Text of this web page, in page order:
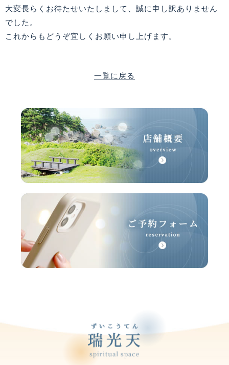
大変長らくお待たせいたしまして、誠に申し訳ありません
でした。
これからもどうぞ宜しくお願い申し上げます。
一覧に戻る